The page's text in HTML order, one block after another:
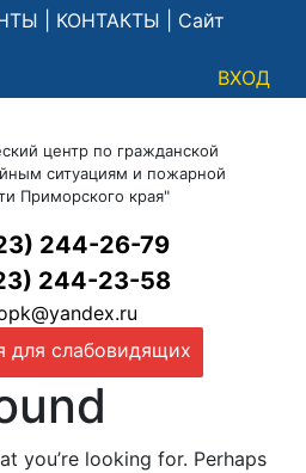
КОНТАКТЫ
Сайт
ВХОД
центр по гражданской
ситуациям и пожарной
Приморского края"
244-26-79
244-23-58
для слабовидящих
you’re looking for. Perhaps